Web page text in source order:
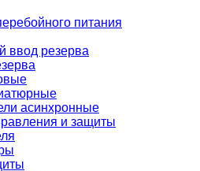
питания
ввод резерва
асинхронные
и защиты